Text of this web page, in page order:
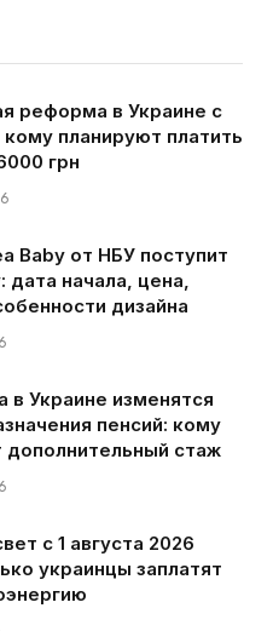
реформа в Украине с
кому планируют платить
грн
Baby от НБУ поступит
дата начала, цена,
дизайна
в Украине изменятся
пенсий: кому
дополнительный стаж
с 1 августа 2026
украинцы заплатят